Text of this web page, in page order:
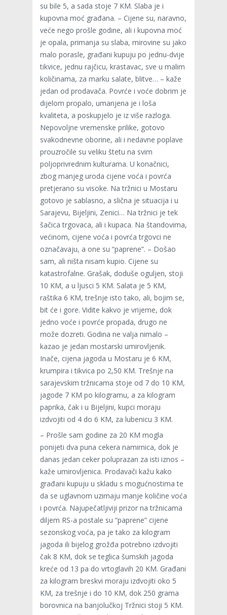
su bile 5, a sada stoje 7 KM. Slaba je i
kupovna moć građana. – Cijene su, naravno,
veće nego prošle godine, ali i kupovna moć
je opala, primanja su slaba, mirovine su jako
malo porasle, građani kupuju po jednu-dvije
tikvice, jednu rajčicu, krastavac, sve u malim
količinama, za marku salate, blitve… – kaže
jedan od prodavača. Povrće i voće dobrim je
dijelom propalo, umanjena je i loša
kvaliteta, a poskupjelo je iz više razloga.
Nepovoljne vremenske prilike, gotovo
svakodnevne oborine, ali i nedavne poplave
prouzročile su veliku štetu na svim
poljoprivrednim kulturama. U konačnici,
zbog manjeg uroda cijene voća i povrća
pretjerano su visoke. Na tržnici u Mostaru
gotovo je sablasno, a slična je situacija i u
Sarajevu, Bijeljini, Zenici… Na tržnici je tek
šačica trgovaca, ali i kupaca. Na štandovima,
većinom, cijene voća i povrća trgovci ne
označavaju, a one su “paprene”. – Došao
sam, ali ništa nisam kupio. Cijene su
katastrofalne. Grašak, doduše oguljen, stoji
10 KM, a u ljusci 5 KM. Salata je 5 KM,
raštika 6 KM, trešnje isto tako, ali, bojim se,
bit će i gore. Vidite kakvo je vrijeme, dok
jedno voće i povrće propada, drugo ne
može dozreti. Godina ne valja nimalo –
kazao je jedan mostarski umirovljenik.
Inače, cijena jagoda u Mostaru je 6 KM,
krumpira i tikvica po 2,50 KM. Trešnje na
sarajevskim tržnicama stoje od 7 do 10 KM,
jagode 7 KM po kilogramu, a za kilogram
paprika, čak i u Bijeljini, kupci moraju
izdvojiti od 4 do 6 KM, za lubenicu 3 KM.
– Prošle sam godine za 20 KM mogla
ponijeti dva puna cekera namirnica, dok je
danas jedan ceker poluprazan za isti iznos –
kaže umirovljenica. Prodavači kažu kako
građani kupuju u skladu s mogućnostima te
da se uglavnom uzimaju manje količine voća
i povrća. Najupečatljiviji prizor na tržnicama
diljem RS-a postale su “paprene” cijene
sezonskog voća, pa je tako za kilogram
jagoda ili bijelog grožđa potrebno izdvojiti
čak 8 KM, dok se teglica šumskih jagoda
kreće od 13 pa do vrtoglavih 20 KM. Građani
za kilogram breskvi moraju izdvojiti oko 5
KM, za trešnje i do 10 KM, dok 250 grama
borovnica na banjolučkoj Tržnici stoji 5 KM.